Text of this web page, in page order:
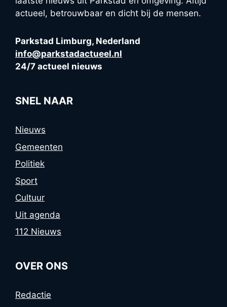
actueel, betrouwbaar en dicht bij de mensen.
Parkstad Limburg, Nederland
info@parkstadactueel.nl
24/7 actueel nieuws
SNEL NAAR
Nieuws
Gemeenten
Politiek
Sport
Cultuur
Uit agenda
112 Nieuws
OVER ONS
Redactie